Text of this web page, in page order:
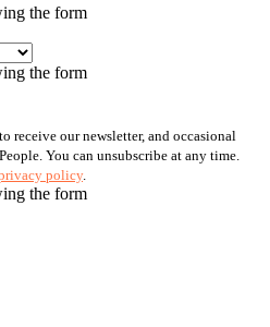
the form
the form
receive our newsletter, and occasional
You can unsubscribe at any time.
policy.
the form